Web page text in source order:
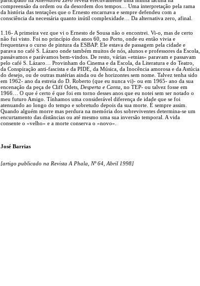
compreensão da ordem ou da desordem dos tempos… Uma interpretação pela rama
da história das tentações que o Ernesto encarnava e sempre defendeu com a
consciência da necessária quanto inútil complexidade… Da alternativa zero, afinal.
1.16- A primeira vez que vi o Ernesto de Sousa não o encontrei. Vi-o, mas de certo
não fui visto. Foi no princípio dos anos 60, no Porto, onde eu então vivia e
frequentava o curso de pintura da ESBAP. Ele estava de passagem pela cidade e
parava no café S. Lázaro onde também muitos de nós, alunos e professores da Escola,
passávamos e parávamos bem-vindos. De resto, várias «etnias» paravam e passavam
pelo café S. Lázaro… Provinham do Cinema e da Escola, da Literatura e do Teatro,
da Conspiração anti-fascista e da PIDE, da Música, da Inocência amorosa e da Astúcia
do desejo, ou de outras matérias ainda ou de horizontes sem nome. Talvez tenha sido
em 1962- ano da estreia do D. Roberto (que eu nunca vi)- ou em 1965- ano da sua
encenação da peça de Cliff Odets, Desperta e Canta , no TEP- ou talvez fosse em
1966… O que é certo é que foi em torno desses anos que eu notei sem ser notado o
meu futuro Amigo. Tínhamos uma considerável diferença de idade que se foi
atenuando ao longo do tempo e sobretudo depois da sua morte. É sempre assim.
Quando alguém morre mas perdura na memória dos sobreviventes determina-se um
encurtamento das distâncias ou até mesmo uma sua inversão temporal. A vida
consente o «velho» e a morte conserva o «novo».
José Barrias
[artigo publicado na Revista A Phala, Nº 64, Abril 1998]